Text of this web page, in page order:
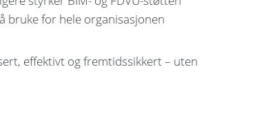
bruke for hele organisasjonen
effektivt og fremtidssikkert – uten